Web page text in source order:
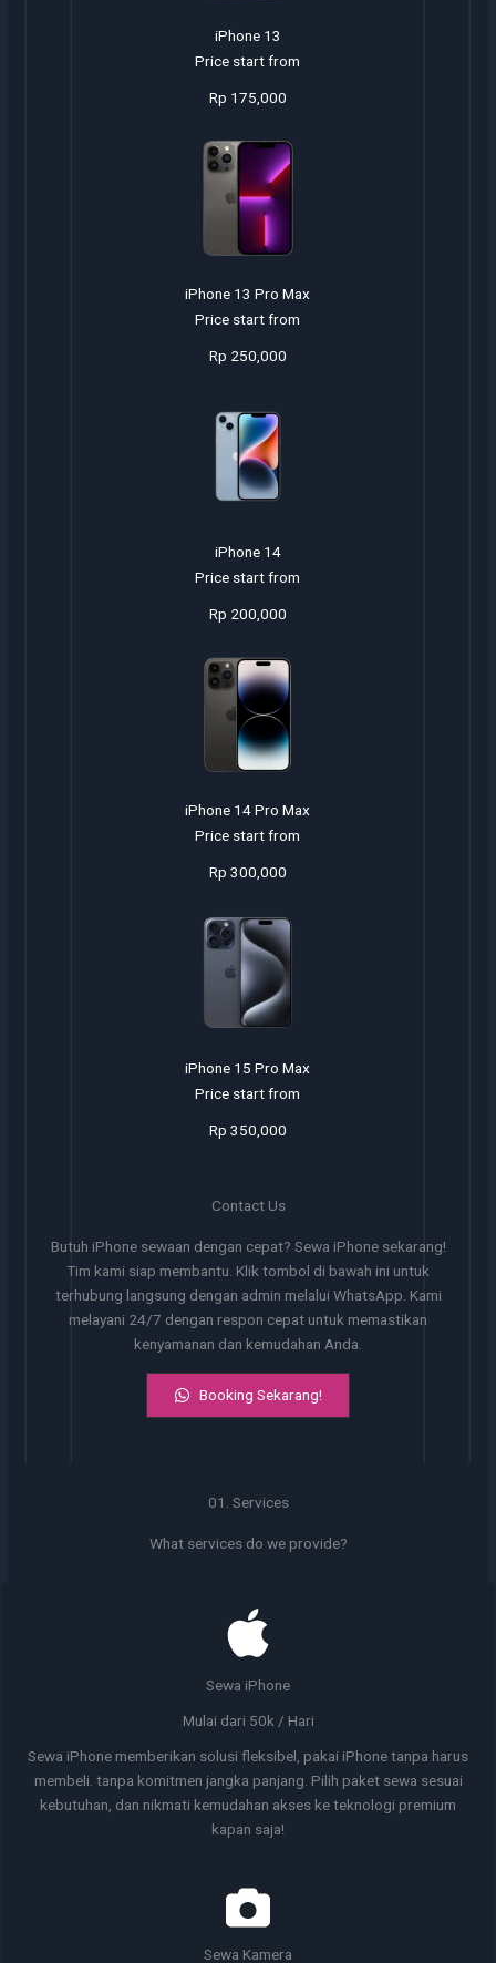
iPhone 13
Price start from
Rp 175,000
iPhone 13 Pro Max
Price start from
Rp 250,000
iPhone 14
Price start from
Rp 200,000
iPhone 14 Pro Max
Price start from
Rp 300,000
iPhone 15 Pro Max
Price start from
Rp 350,000
Contact Us
Butuh iPhone sewaan dengan cepat? Sewa iPhone sekarang!
Tim kami siap membantu. Klik tombol di bawah ini untuk
terhubung langsung dengan admin melalui WhatsApp. Kami
melayani 24/7 dengan respon cepat untuk memastikan
kenyamanan dan kemudahan Anda.
Booking Sekarang!
01. Services
What services do we provide?
Sewa iPhone
Mulai dari 50k / Hari
Sewa iPhone memberikan solusi fleksibel, pakai iPhone tanpa harus
membeli. tanpa komitmen jangka panjang. Pilih paket sewa sesuai
kebutuhan, dan nikmati kemudahan akses ke teknologi premium
kapan saja!
Sewa Kamera